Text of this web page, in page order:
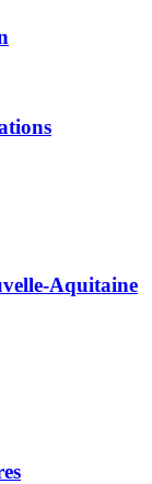
Aquitaine